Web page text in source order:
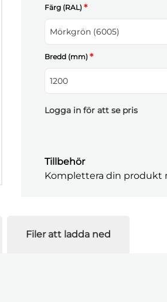
Färg (RAL) *
Mörkgrön (6005)
Bredd (mm) *
1200
Logga in för att se pris
Tillbehör
Komplettera din produkt
Filer att ladda ned